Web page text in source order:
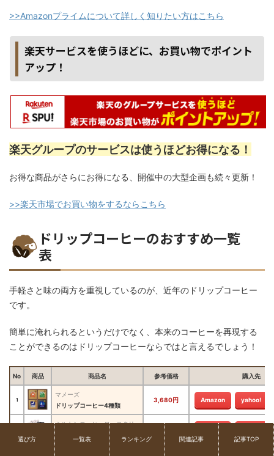
>>Amazonプライムについて詳しく知りたい方はこちら
楽天サービスを使うほどに、お買い物でポイント
アップ！
楽天グループのサービスは使うほどお得になる！
お得な商品がさらにお得になる、開催中の大型企画も続々更新！
>>楽天市場でお買い物をするならこちら
ドリップコーヒーのおすすめ一覧
表
手軽さと味の両方を重視しているのが、近年のドリップコーヒー
です。
簡単に淹れられるというだけでなく、本来のコーヒーを再現する
ことができるのはドリップコーヒーならではと言えるでしょう！
No 商品 商品名 参考価格 購入先
1
マメーズ
ドリップコーヒー4種類
3,680円 Amazon yahoo!
ミルトンコーヒーロースタリー
スペシャルティコーヒー アソート お試しセット
1,990円 Amazon
選び方 一覧表 ランキング 関連記事 記事TOP